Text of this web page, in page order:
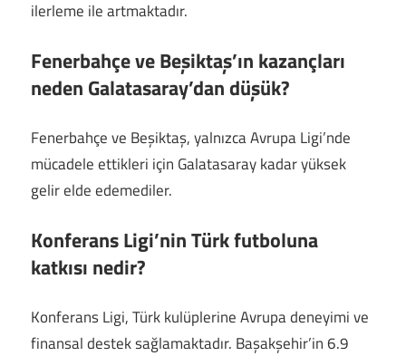
ilerleme ile artmaktadır.
Fenerbahçe ve Beşiktaş’ın kazançları
neden Galatasaray’dan düşük?
Fenerbahçe ve Beşiktaş, yalnızca Avrupa Ligi’nde
mücadele ettikleri için Galatasaray kadar yüksek
gelir elde edemediler.
Konferans Ligi’nin Türk futboluna
katkısı nedir?
Konferans Ligi, Türk kulüplerine Avrupa deneyimi ve
finansal destek sağlamaktadır. Başakşehir’in 6.9